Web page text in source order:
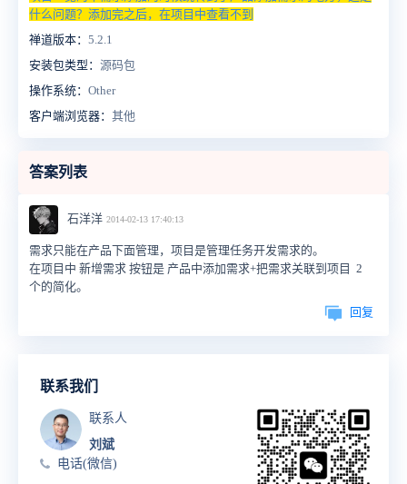
什么问题？添加完之后，在项目中查看不到
禅道版本： 5.2.1
安装包类型： 源码包
操作系统： Other
客户端浏览器： 其他
答案列表
石洋洋 2014-02-13 17:40:13
需求只能在产品下面管理，项目是管理任务开发需求的。
在项目中 新增需求 按钮是 产品中添加需求+把需求关联到项目 2
个的简化。
回复
联系我们
联系人
刘斌
电话(微信)